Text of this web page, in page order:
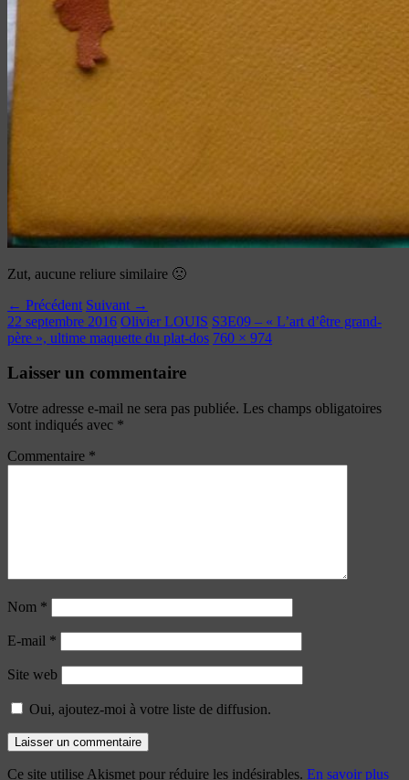
Zut, aucune reliure similaire 🙁
← Précédent Suivant →
22 septembre 2016 Olivier LOUIS S3E09 – « L’art d’être grand-
père », ultime maquette du plat-dos 760 × 974
Laisser un commentaire
Votre adresse e-mail ne sera pas publiée. Les champs obligatoires
sont indiqués avec *
Commentaire *
Nom *
E-mail *
Site web
Oui, ajoutez-moi à votre liste de diffusion.
Ce site utilise Akismet pour réduire les indésirables. En savoir plus